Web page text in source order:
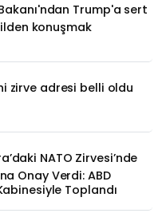
Trump'a sert
konuşmak
zirve adresi belli oldu
NATO Zirvesi’nde
Onay Verdi: ABD
Toplandı